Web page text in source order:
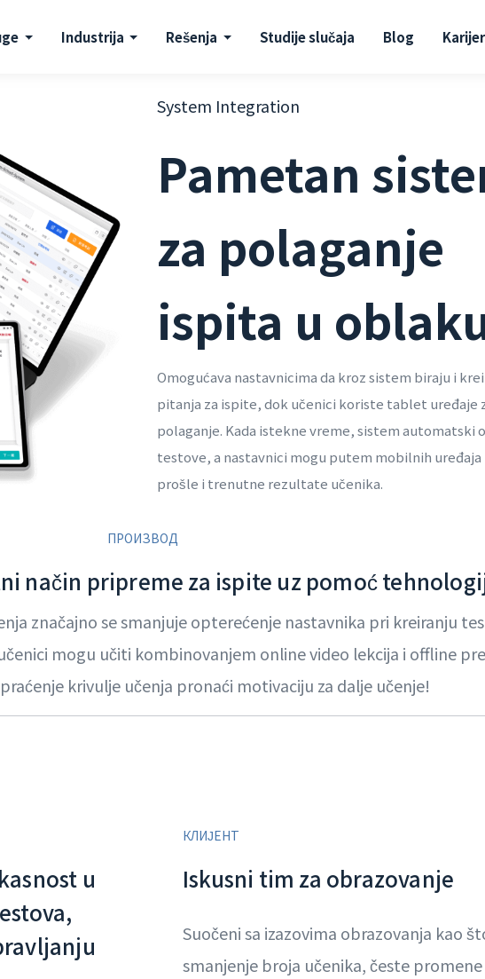
Industrija Rešenja Studije slučaja Blog
System Integration
Pametan
za polaganje
ispita u
Omogućava nastavnicima da kroz sistem biraju i
pitanja za ispite, dok učenici koriste tablet uređaje
polaganje. Kada istekne vreme, sistem automatski
testove, a nastavnici mogu putem mobilnih
prošle i trenutne rezultate učenika.
ПРОИЗВОД
način pripreme za ispite uz pomoć
značajno se smanjuje opterećenje nastavnika pri kreiranju
mogu učiti kombinovanjem online video lekcija i offline
krivulje učenja pronaći motivaciju za dalje učenje!
u
КЛИЈЕНТ
Iskusni tim za obrazovanje
Suočeni sa izazovima obrazovanja kao
smanjenje broja učenika, česte promene